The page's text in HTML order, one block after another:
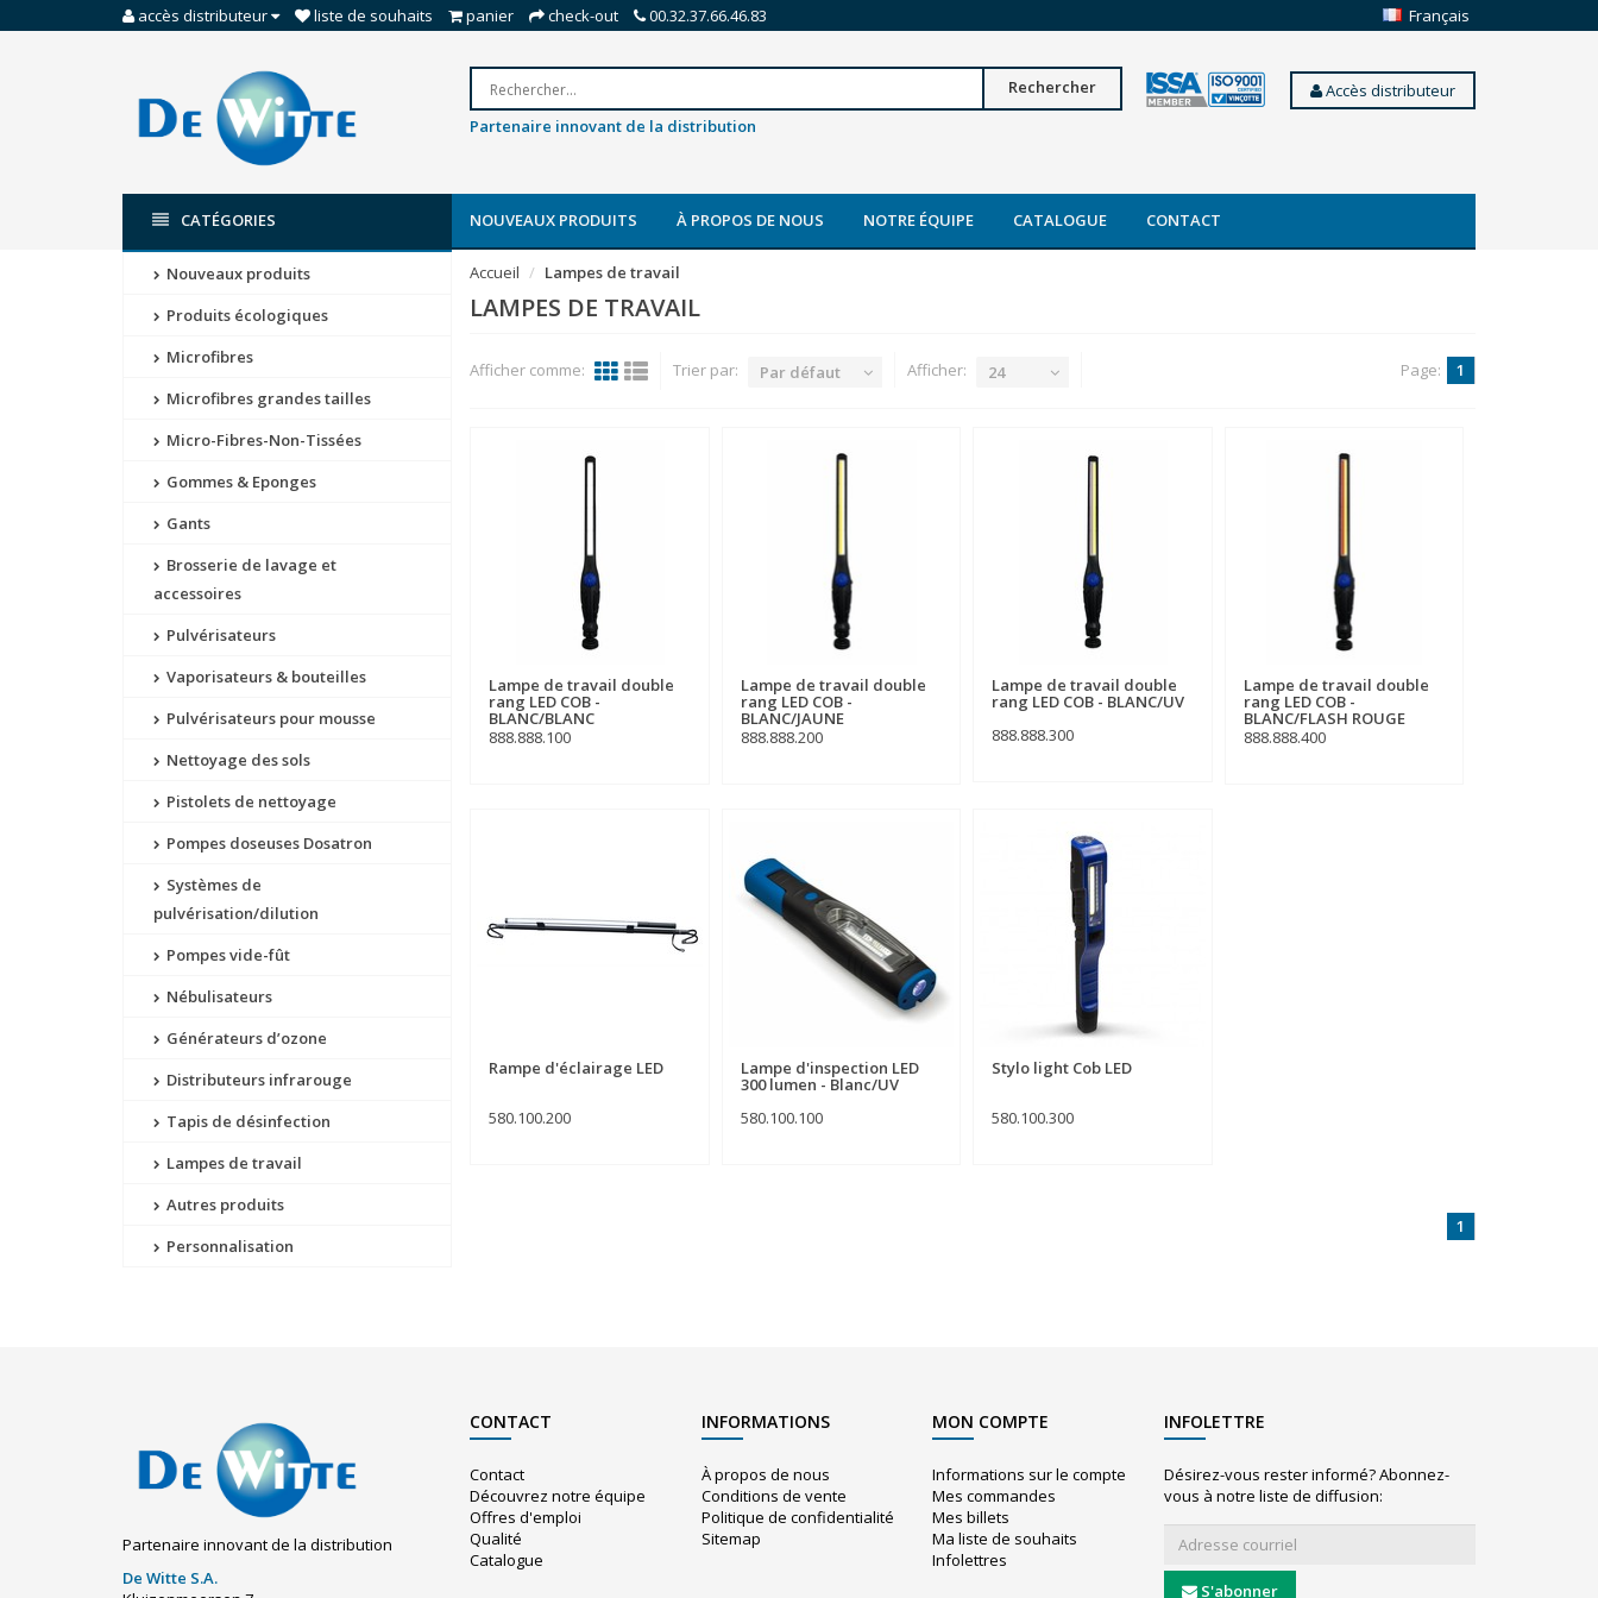
accès distributeur liste de souhaits panier check-out 00.32.37.66.46.83 Français
Rechercher
Partenaire innovant de la distribution
Accès distributeur
CATÉGORIES NOUVEAUX PRODUITS À PROPOS DE NOUS NOTRE ÉQUIPE CATALOGUE CONTACT
Nouveaux produits
Produits écologiques
Microfibres
Microfibres grandes tailles
Micro-Fibres-Non-Tissées
Gommes & Eponges
Gants
Brosserie de lavage et
accessoires
Pulvérisateurs
Vaporisateurs & bouteilles
Pulvérisateurs pour mousse
Nettoyage des sols
Pistolets de nettoyage
Pompes doseuses Dosatron
Systèmes de
pulvérisation/dilution
Pompes vide-fût
Nébulisateurs
Générateurs d’ozone
Distributeurs infrarouge
Tapis de désinfection
Lampes de travail
Autres produits
Personnalisation
Accueil Lampes de travail
LAMPES DE TRAVAIL
Afficher comme: Trier par: Par défaut Afficher: 24 Page: 1
Lampe de travail double
rang LED COB -
BLANC/BLANC
888.888.100
Lampe de travail double
rang LED COB -
BLANC/JAUNE
888.888.200
Lampe de travail double
rang LED COB - BLANC/UV
888.888.300
Lampe de travail double
rang LED COB -
BLANC/FLASH ROUGE
888.888.400
Rampe d'éclairage LED
580.100.200
Lampe d'inspection LED
300 lumen - Blanc/UV
580.100.100
Stylo light Cob LED
580.100.300
1
Partenaire innovant de la distribution
De Witte S.A.
CONTACT
Contact
Découvrez notre équipe
Offres d'emploi
Qualité
Catalogue
INFORMATIONS
À propos de nous
Conditions de vente
Politique de confidentialité
Sitemap
MON COMPTE
Informations sur le compte
Mes commandes
Mes billets
Ma liste de souhaits
Infolettres
INFOLETTRE
Désirez-vous rester informé? Abonnez-
vous à notre liste de diffusion:
S'abonner